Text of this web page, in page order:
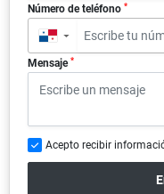
Número de teléfono *
▼
Mensaje *
Acepto recibir